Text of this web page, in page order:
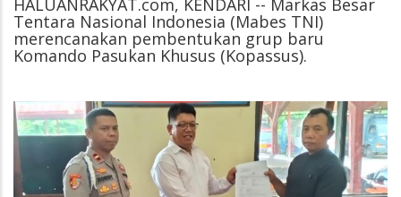
Tentara Nasional Indonesia (Mabes TNI)
merencanakan pembentukan grup baru
Komando Pasukan Khusus (Kopassus).